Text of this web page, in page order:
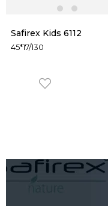
Safirex Kids 6112
45*17/130